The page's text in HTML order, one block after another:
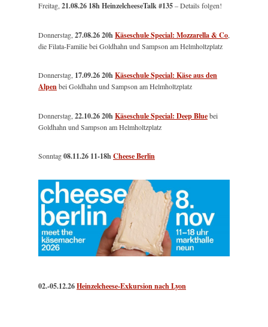
Freitag,21.08.26 18h HeinzelcheeseTalk #135– Details folgen!
Donnerstag,27.08.26 20hKäseschule Special: Mozzarella & Co,
die Filata-Familie bei Goldhahn und Sampson am Helmholtzplatz
Donnerstag, 17.09.26 20hKäseschule Special: Käse aus den
Alpenbei Goldhahn und Sampson am Helmholtzplatz
Donnerstag,22.10.26 20hKäseschule Special: Deep Bluebei
Goldhahn und Sampson am Helmholtzplatz
Sonntag08.11.26 11-18hCheese Berlin
02.-05.12.26Heinzelcheese-Exkursion nach Lyon